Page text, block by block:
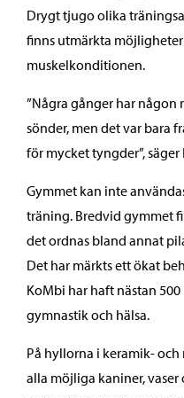
Drygt tjugo olika
finns utmärkta
muskelkonditionen.
”Några gånger har någon
sönder, men det var bara
för mycket tyngder”, säger
Gymmet kan inte
träning. Bredvid gymmet
det ordnas bland annat
Det har märkts ett ökat
KoMbi har haft nästan
gymnastik och hälsa.
På hyllorna i keramik-
alla möjliga kaniner,